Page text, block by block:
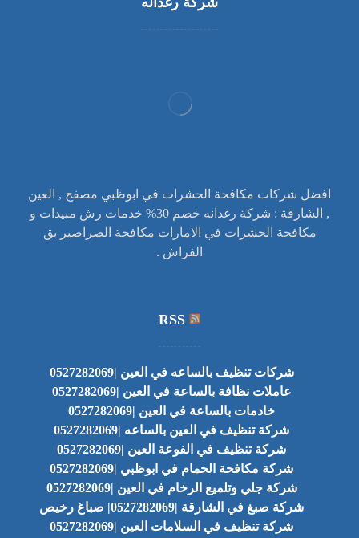
افضل شركات مكافحة الحشرات في ابوظبي مصفح , العين
, الشارقة : شركة رغدانه خصم 30% خدمات رش مبيدات و
مكافحة الحشرات في الامارات مكافحة الصراصير بق
الفراش .
RSS
شركات تنظيف بالساعه في العين |0527282069
عاملات نظافة بالساعة في العين |0527282069
خادمات بالساعة في العين |0527282069
شركة تنظيف في العين بالساعه |0527282069
شركة تنظيف في الفوعة العين |0527282069
شركة مكافحة الحمام في ابوظبي |0527282069
شركة جلي وتلميع الرخام في العين |0527282069
شركة صبغ في الشارقة |0527282069| صباغ رخيص
شركة تنظيف في السلامات العين |0527282069